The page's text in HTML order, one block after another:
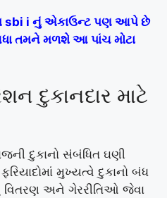
sbi i નું એકાઉન્ટ પણ આપે છે
તમને મળશે આ પાંચ મોટા
દુકાનદાર માટે
દુકાનો સંબંધિત ઘણી
મુખ્યત્વે દુકાનો બંધ
અને ગેરરીતિઓ જેવા